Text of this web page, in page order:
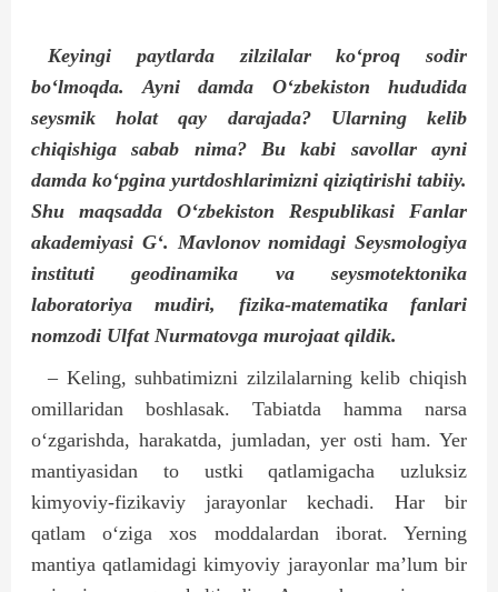
Keyingi paytlarda zilzilalar ko‘proq sodir
bo‘lmoqda. Ayni damda O‘zbekiston hududida
seysmik holat qay darajada? Ularning kelib
chiqishiga sabab nima? Bu kabi savollar ayni
damda ko‘pgina yurtdoshlarimizni qiziqtirishi tabiiy.
Shu maqsadda O‘zbekiston Respublikasi Fanlar
akademiyasi G‘. Mavlonov nomidagi Seysmologiya
instituti geodinamika va seysmotektonika
laboratoriya mudiri, fizika-matematika fanlari
nomzodi Ulfat Nurmatovga murojaat qildik.
– Keling, suhbatimizni zilzilalarning kelib chiqish
omillaridan boshlasak. Tabiatda hamma narsa
o‘zgarishda, harakatda, jumladan, yer osti ham. Yer
mantiyasidan to ustki qatlamigacha uzluksiz
kimyoviy-fizikaviy jarayonlar kechadi. Har bir
qatlam o‘ziga xos moddalardan iborat. Yerning
mantiya qatlamidagi kimyoviy jarayonlar ma’lum bir